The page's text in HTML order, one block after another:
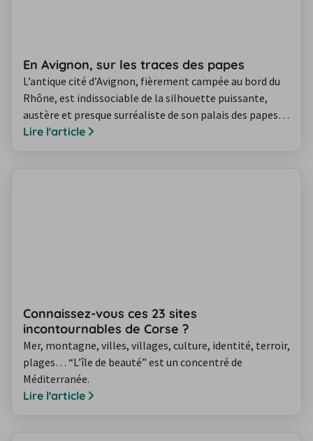
En Avignon, sur les traces des papes
L’antique cité d’Avignon, fièrement campée au bord du
Rhône, est indissociable de la silhouette puissante,
austère et presque surréaliste de son palais des papes.
Au XIVe siècle, elle fut le centre de la chrétienté et elle
Lire l'article
Connaissez-vous ces 23 sites
incontournables de Corse ?
Mer, montagne, villes, villages, culture, identité, terroir,
plages… “L’île de beauté” est un concentré de
Méditerranée.
Lire l'article